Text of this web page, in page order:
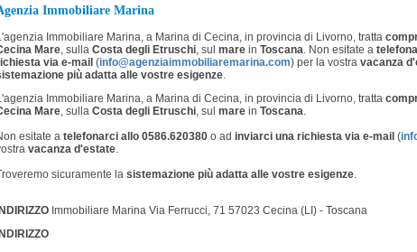
Immobiliare Marina
Immobiliare Marina, a Marina di Cecina, in provincia di Livorno, tratta
Mare, sulla Costa degli Etruschi, sul mare in Toscana. Non esitate a
via e-mail (info@agenziaimmobiliaremarina.com) per la vostra vacanza
più adatta alle vostre esigenze.
Immobiliare Marina, a Marina di Cecina, in provincia di Livorno, tratta
Mare, sulla Costa degli Etruschi, sul mare in Toscana.
esitate a telefonarci allo 0586.620380 o ad inviarci una richiesta via e-mail (
vacanza d'estate.
sicuramente la sistemazione più adatta alle vostre esigenze.
INDIRIZZO Immobiliare Marina Via Ferrucci, 71 57023 Cecina (LI) - Toscana
INDIRIZZO